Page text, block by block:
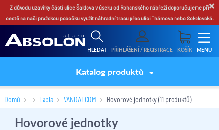
×
Z důvodu uzavírky části ulice Šaldova v úseku od Rohanského nábřeží doporučujeme při
cestě na naši pražskou pobočku využít náhradní trasu přes ulici Thámova nebo Sokolovská.
HLEDAT PŘIHLÁŠENÍ / REGISTRACE KOŠÍK MENU
Katalog produktů
Domů Tabla VANDALCOM Hovorové jednotky(11 produktů)
Hovorové jednotky